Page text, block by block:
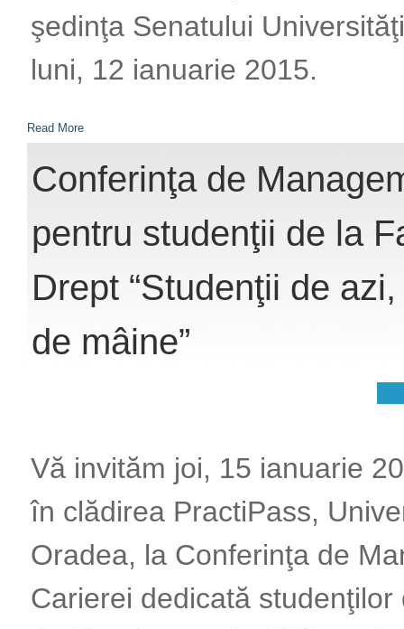
şedinţa Senatului
luni, 12 ianuarie 2015.
Read More
Conferinţa de
pentru studenţii de la
Drept “Studenţii de
de mâine”
Vă invităm joi, 15 ianuarie
în clădirea PractiPass,
Oradea, la Conferinţa de
Carierei dedicată